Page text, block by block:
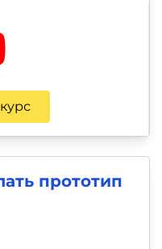
прототип